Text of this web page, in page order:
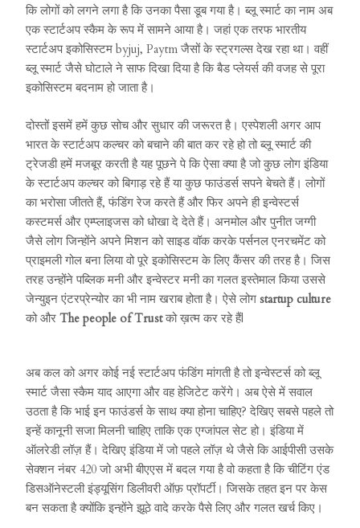
कि लोगों को लगने लगा है कि उनका पैसा डूब गया है। ब्लू स्मार्ट का नाम अब
एक स्टार्टअप स्कैम के रूप में सामने आया है। जहां एक तरफ भारतीय
स्टार्टअप इकोसिस्टम byjuj, Paytm जैसों के स्ट्रगल्स देख रहा था। वहीं
ब्लू स्मार्ट जैसे घोटाले ने साफ दिखा दिया है कि बैड प्लेयर्स की वजह से पूरा
इकोसिस्टम बदनाम हो जाता है।
दोस्तों इसमें हमें कुछ सोच और सुधार की जरूरत है। एस्पेशली अगर आप
भारत के स्टार्टअप कल्चर को बचाने की बात कर रहे हो तो ब्लू स्मार्ट की
ट्रेजडी हमें मजबूर करती है यह पूछने पे कि ऐसा क्या है जो कुछ लोग इंडिया
के स्टार्टअप कल्चर को बिगाड़ रहे हैं या कुछ फाउंडर्स सपने बेचते हैं। लोगों
का भरोसा जीतते हैं, फंडिंग रेज करते हैं और फिर अपने ही इन्वेस्टर्स
कस्टमर्स और एम्प्लाइजस को धोखा दे देते हैं। अनमोल और पुनीत जग्गी
जैसे लोग जिन्होंने अपने मिशन को साइड वॉक करके पर्सनल एनरचमेंट को
प्राइमली गोल बना लिया वो पूरे इकोसिस्टम के लिए कैंसर की तरह है। जिस
तरह उन्होंने पब्लिक मनी और इन्वेस्टर मनी का गलत इस्तेमाल किया उससे
जेन्युइन एंटरप्रेन्योर का भी नाम खराब होता है। ऐसे लोगstartup culture
को औरThe people of Trustको ख़त्म कर रहे हैं|
अब कल को अगर कोई नई स्टार्टअप फंडिंग मांगती है तो इन्वेस्टर्स को ब्लू
स्मार्ट जैसा स्कैम याद आएगा और वह हेजिटेट करेंगे। अब ऐसे में सवाल
उठता है कि भाई इन फाउंडर्स के साथ क्या होना चाहिए? देखिए सबसे पहले तो
इन्हें कानूनी सजा मिलनी चाहिए ताकि एक एग्जांपल सेट हो। इंडिया में
ऑलरेडी लॉज़ हैं। देखिए इंडिया में जो पहले लॉज़ थे जैसे कि आईपीसी उसके
सेक्शन नंबर 420 जो अभी बीएएस में बदल गया है वो कहता है कि चीटिंग एंड
डिसऑनेस्टली इंड्यूसिंग डिलीवरी ऑफ़ प्रॉपर्टी। जिसके तहत इन पर केस
बन सकता है क्योंकि इन्होंने झूठे वादे करके पैसे लिए और गलत खर्च किए।